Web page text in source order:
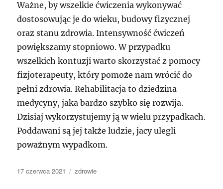
Ważne, by wszelkie ćwiczenia wykonywać
dostosowując je do wieku, budowy fizycznej
oraz stanu zdrowia. Intensywność ćwiczeń
powiększamy stopniowo. W przypadku
wszelkich kontuzji warto skorzystać z pomocy
fizjoterapeuty, który pomoże nam wrócić do
pełni zdrowia. Rehabilitacja to dziedzina
medycyny, jaka bardzo szybko się rozwija.
Dzisiaj wykorzystujemy ją w wielu przypadkach.
Poddawani są jej także ludzie, jacy ulegli
poważnym wypadkom.
Data
17 czerwca 2021 Kategorie
zdrowie